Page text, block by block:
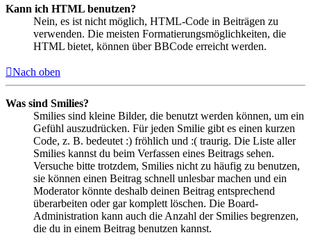
Kann ich HTML benutzen?
Nein, es ist nicht möglich, HTML-Code in Beiträgen zu
verwenden. Die meisten Formatierungsmöglichkeiten, die
HTML bietet, können über BBCode erreicht werden.
Nach oben
Was sind Smilies?
Smilies sind kleine Bilder, die benutzt werden können, um ein
Gefühl auszudrücken. Für jeden Smilie gibt es einen kurzen
Code, z. B. bedeutet :) fröhlich und :( traurig. Die Liste aller
Smilies kannst du beim Verfassen eines Beitrags sehen.
Versuche bitte trotzdem, Smilies nicht zu häufig zu benutzen,
sie können einen Beitrag schnell unlesbar machen und ein
Moderator könnte deshalb deinen Beitrag entsprechend
überarbeiten oder gar komplett löschen. Die Board-
Administration kann auch die Anzahl der Smilies begrenzen,
die du in einem Beitrag benutzen kannst.